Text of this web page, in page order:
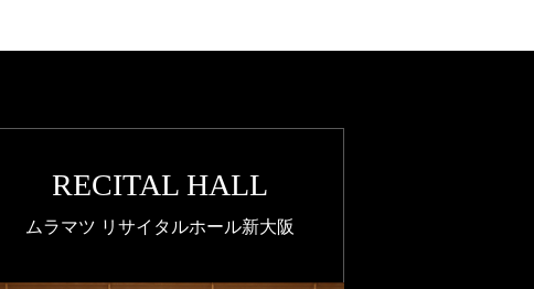
RECITAL HALL
ムラマツ リサイタルホール新大阪